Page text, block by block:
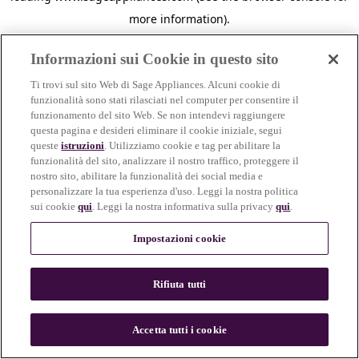
more information).
Informazioni sui Cookie in questo sito
Ti trovi sul sito Web di Sage Appliances. Alcuni cookie di
funzionalità sono stati rilasciati nel computer per consentire il
funzionamento del sito Web. Se non intendevi raggiungere
questa pagina e desideri eliminare il cookie iniziale, segui
questeistruzioni. Utilizziamo cookie e tag per abilitare la
funzionalità del sito, analizzare il nostro traffico, proteggere il
nostro sito, abilitare la funzionalità dei social media e
personalizzare la tua esperienza d'uso. Leggi la nostra politica
sui cookiequi. Leggi la nostra informativa sulla privacyqui.
Impostazioni cookie
Rifiuta tutti
Accetta tutti i cookie